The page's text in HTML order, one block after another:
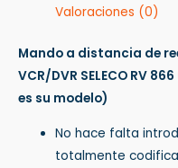
Valoraciones (0)
Mando a distancia de
VCR/DVR SELECO RV
es su modelo)
No hace falta
totalmente